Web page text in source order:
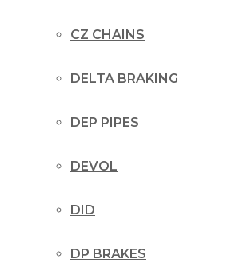
CZ CHAINS
DELTA BRAKING
DEP PIPES
DEVOL
DID
DP BRAKES